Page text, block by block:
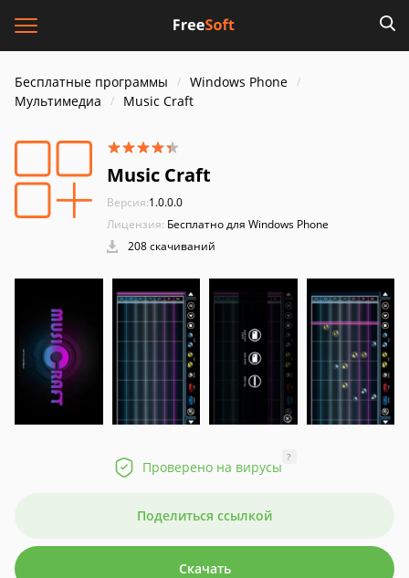
Бесплатные программы
Windows Phone
Мультимедиа
Music Craft
Music Craft
Версия:1.0.0.0
Лицензия: Бесплатно для Windows Phone
208 скачиваний
Проверено на вирусы
?
Поделиться ссылкой
Скачать